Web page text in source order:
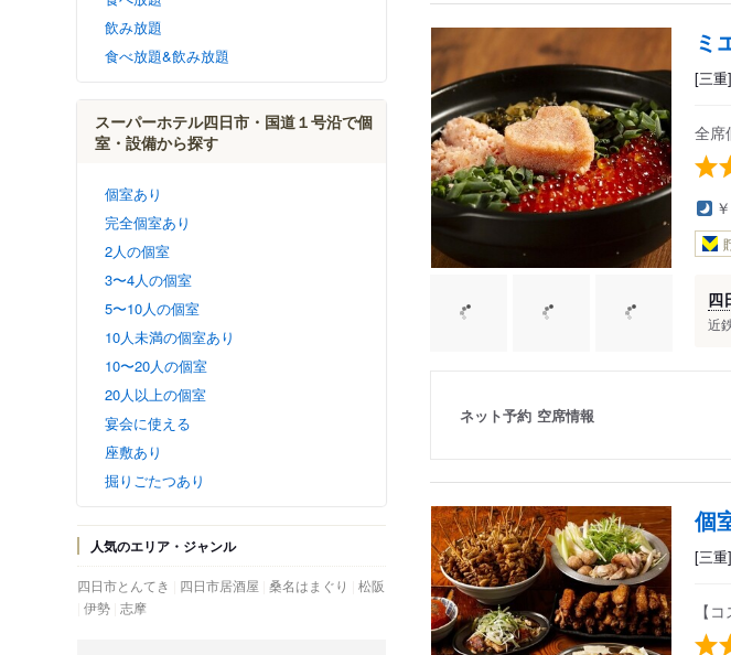
飲み放題
食べ放題&飲み放題
スーパーホテル四日市・国道１号沿で個
室・設備から探す
個室あり
完全個室あり
2人の個室
3〜4人の個室
5〜10人の個室
10人未満の個室あり
10〜20人の個室
20人以上の個室
宴会に使える
座敷あり
掘りごたつあり
人気のエリア・ジャンル
四日市とんてき 四日市居酒屋 桑名はまぐり
松阪
伊勢 志摩
ミ
[三
全席
四
近
ネット予約 空席情報
個
[三
【